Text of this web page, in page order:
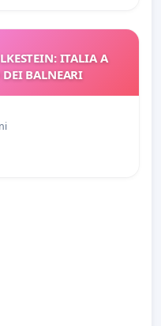
ITALIA A
BALNEARI